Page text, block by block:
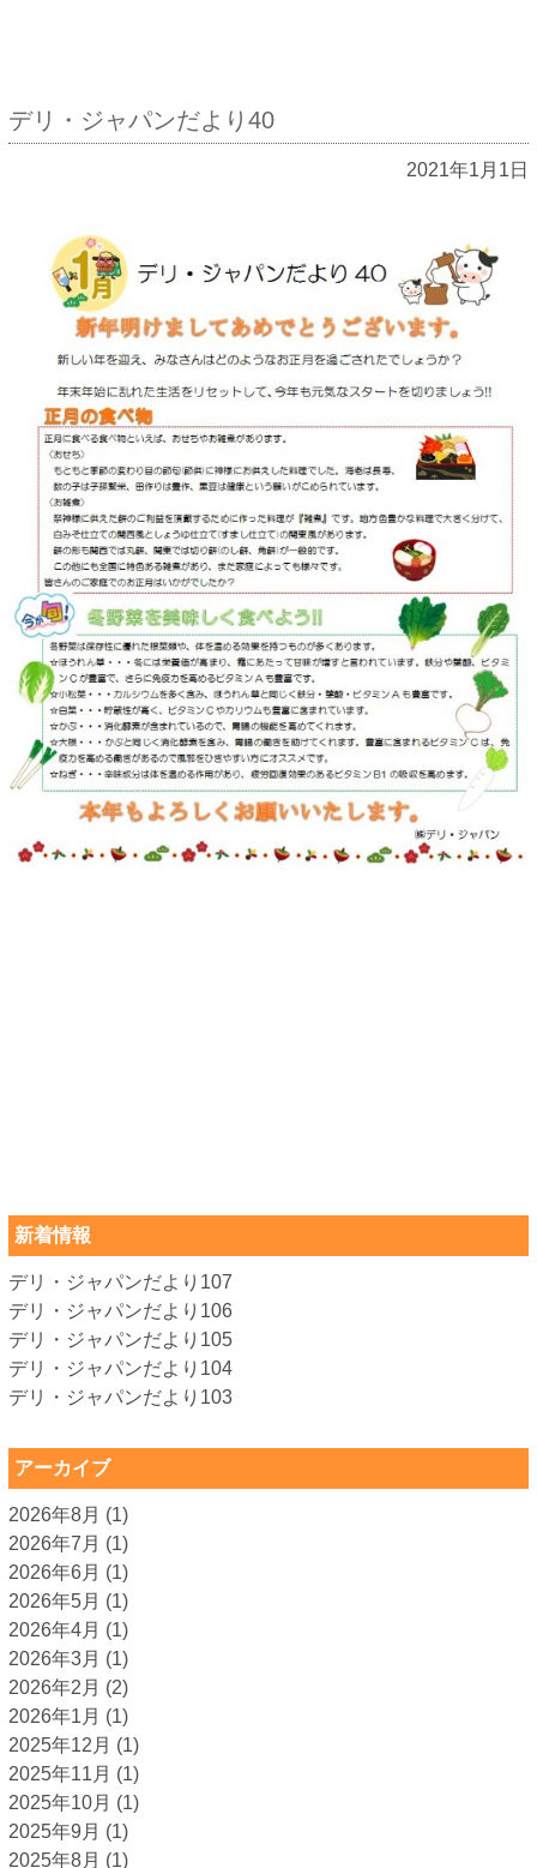
デリ・ジャパンだより40
2021年1月1日
新着情報
デリ・ジャパンだより107
デリ・ジャパンだより106
デリ・ジャパンだより105
デリ・ジャパンだより104
デリ・ジャパンだより103
アーカイブ
2026年8月 (1)
2026年7月 (1)
2026年6月 (1)
2026年5月 (1)
2026年4月 (1)
2026年3月 (1)
2026年2月 (2)
2026年1月 (1)
2025年12月 (1)
2025年11月 (1)
2025年10月 (1)
2025年9月 (1)
2025年8月 (1)